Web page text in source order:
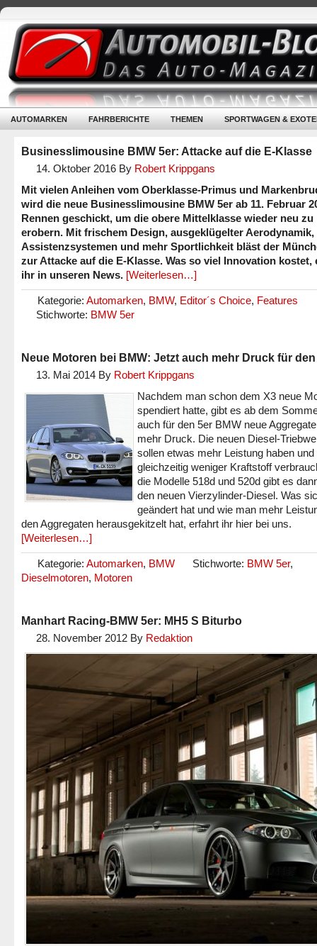
AUTOMARKEN FAHRBERICHTE THEMEN SPORTWAGEN &
Businesslimousine BMW 5er: Attacke auf die E-Klasse
14. Oktober 2016 By Robert Krippgans
Mit vielen Anleihen vom Oberklasse-Primus und
wird die neue Businesslimousine BMW 5er ab 11. Februar
Rennen geschickt, um die obere Mittelklasse wieder neu zu
erobern. Mit frischem Design, ausgeklügelter Aerodynamik,
Assistenzsystemen und mehr Sportlichkeit bläst der
zur Attacke auf die E-Klasse. Was so viel Innovation kostet,
ihr in unseren News. [Weiterlesen…]
Kategorie: Automarken, BMW, Editor´s Choice, Features
Stichworte: BMW 5er
Neue Motoren bei BMW: Jetzt auch mehr Druck für
13. Mai 2014 By Robert Krippgans
Nachdem man schon dem X3 neue
spendiert hatte, gibt es ab dem
auch für den 5er BMW neue
mehr Druck. Die neuen Diesel-
sollen etwas mehr Leistung haben und
gleichzeitig weniger Kraftstoff
die Modelle 518d und 520d gibt es
den neuen Vierzylinder-Diesel. Was
geändert hat und wie man mehr
den Aggregaten herausgekitzelt hat, erfahrt ihr hier bei uns.
[Weiterlesen…]
Kategorie: Automarken, BMW Stichworte: BMW 5er,
Dieselmotoren, Motoren
Manhart Racing-BMW 5er: MH5 S Biturbo
28. November 2012 By Redaktion